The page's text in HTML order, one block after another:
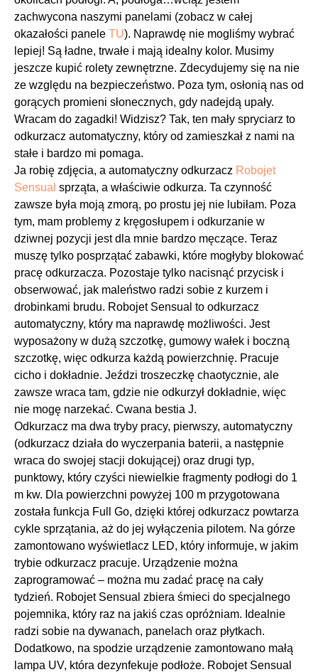
zachwycona naszymi panelami (zobacz w całej
okazałości panele TU). Naprawdę nie mogliśmy wybrać
lepiej! Są ładne, trwałe i mają idealny kolor. Musimy
jeszcze kupić rolety zewnętrzne. Zdecydujemy się na nie
ze względu na bezpieczeństwo. Poza tym, osłonią nas od
gorących promieni słonecznych, gdy nadejdą upały.
Wracam do zagadki! Widzisz? Tak, ten mały spryciarz to
odkurzacz automatyczny, który od zamieszkał z nami na
stałe i bardzo mi pomaga.
Ja robię zdjęcia, a automatyczny odkurzacz Robojet
Sensual sprząta, a właściwie odkurza. Ta czynność
zawsze była moją zmorą, po prostu jej nie lubiłam. Poza
tym, mam problemy z kręgosłupem i odkurzanie w
dziwnej pozycji jest dla mnie bardzo męczące. Teraz
muszę tylko posprzątać zabawki, które mogłyby blokować
pracę odkurzacza. Pozostaje tylko nacisnąć przycisk i
obserwować, jak maleństwo radzi sobie z kurzem i
drobinkami brudu. Robojet Sensual to odkurzacz
automatyczny, który ma naprawdę możliwości. Jest
wyposażony w dużą szczotkę, gumowy wałek i boczną
szczotkę, więc odkurza każdą powierzchnię. Pracuje
cicho i dokładnie. Jeździ troszeczkę chaotycznie, ale
zawsze wraca tam, gdzie nie odkurzył dokładnie, więc
nie mogę narzekać. Cwana bestia J.
Odkurzacz ma dwa tryby pracy, pierwszy, automatyczny
(odkurzacz działa do wyczerpania baterii, a następnie
wraca do swojej stacji dokującej) oraz drugi typ,
punktowy, który czyści niewielkie fragmenty podłogi do 1
m kw. Dla powierzchni powyżej 100 m przygotowana
została funkcja Full Go, dzięki której odkurzacz powtarza
cykle sprzątania, aż do jej wyłączenia pilotem. Na górze
zamontowano wyświetlacz LED, który informuje, w jakim
trybie odkurzacz pracuje. Urządzenie można
zaprogramować – można mu zadać pracę na cały
tydzień. Robojet Sensual zbiera śmieci do specjalnego
pojemnika, który raz na jakiś czas opróżniam. Idealnie
radzi sobie na dywanach, panelach oraz płytkach.
Dodatkowo, na spodzie urządzenie zamontowano małą
lampa UV, która dezynfekuje podłoże. Robojet Sensual